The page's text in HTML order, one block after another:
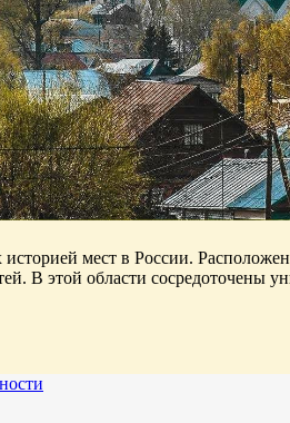
мест в России.
В этой области